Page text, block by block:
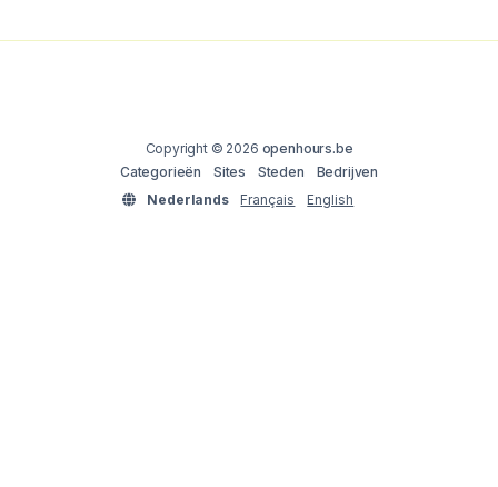
Copyright © 2026 openhours.be
Categorieën
Sites Steden
Bedrijven
Nederlands
Français English